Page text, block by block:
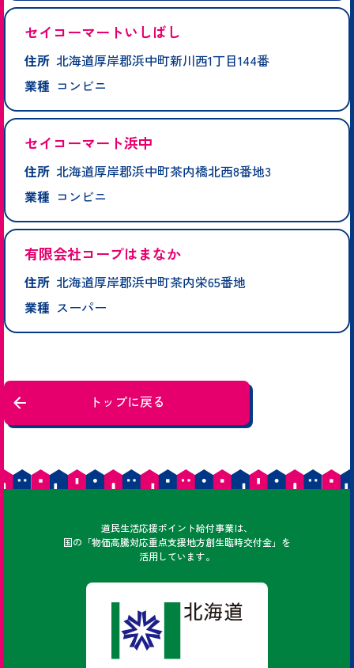
セイコーマートいしばし
住所 北海道厚岸郡浜中町新川西1丁目144番
業種 コンビニ
セイコーマート浜中
住所 北海道厚岸郡浜中町茶内橋北西8番地3
業種 コンビニ
有限会社コープはまなか
住所 北海道厚岸郡浜中町茶内栄65番地
業種 スーパー
トップに戻る
道民どうみん
生活応援ポイント給付事業は、
国の「物価高騰対応重点支援地方創生臨時交付金」を
活用しています。